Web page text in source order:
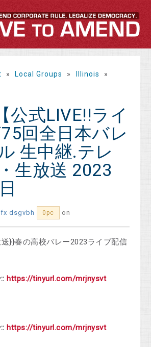
» Local Groups » Illinois
»
公式LIVE!!ライ
回全日本バレ
生中継.テレ
生放送 2023
dsgvbh 0pc on
}}春の高校バレー2023ライブ配信
https://tinyurl.com/mrjnysvt
https://tinyurl.com/mrjnysvt